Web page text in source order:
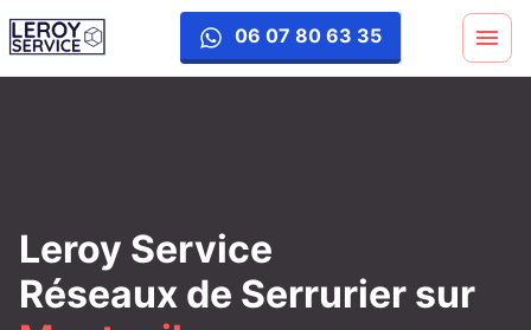
06 07 80 63 35
Leroy Service
Réseaux de Serrurier sur